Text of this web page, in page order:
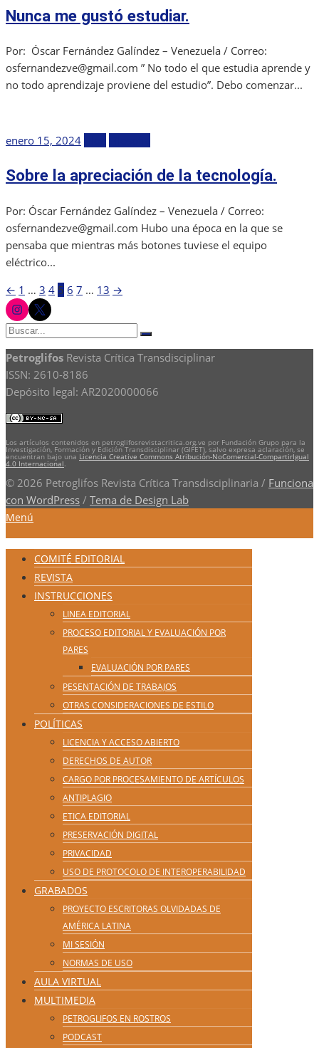
Nunca me gustó estudiar.
Por: Óscar Fernández Galíndez – Venezuela / Correo:
osfernandezve@gmail.com ” No todo el que estudia aprende y
no todo aprendizaje proviene del estudio”. Debo comenzar...
Publicada
enero 15, 2024
Sobre la apreciación de la tecnología.
Por: Óscar Fernández Galíndez – Venezuela / Correo:
osfernandezve@gmail.com Hubo una época en la que se
pensaba que mientras más botones tuviese el equipo
eléctrico...
Paginación
de
entradas
← 1 … 3 4 5 6 7 … 13 →
instagram
twitter
Buscar:
Buscar
Petroglifos Revista Crítica Transdisciplinar
ISSN: 2610-8186
Depósito legal: AR2020000066
Los artículos contenidos en petroglifosrevistacritica.org.ve por Fundación Grupo para la
Investigación, Formación y Edición Transdisciplinar (GIFET), salvo expresa aclaración, se
encuentran bajo una Licencia Creative Commons Atribución-NoComercial-CompartirIgual
4.0 Internacional
© 2026 Petroglifos Revista Crítica Transdisciplinaria / Funciona
con WordPress / Tema de Design Lab
Menú
COMITÉ EDITORIAL
REVISTA
INSTRUCCIONES
LINEA EDITORIAL
PROCESO EDITORIAL Y EVALUACIÓN POR
PARES
EVALUACIÓN POR PARES
PESENTACIÓN DE TRABAJOS
OTRAS CONSIDERACIONES DE ESTILO
POLÍTICAS
LICENCIA Y ACCESO ABIERTO
DERECHOS DE AUTOR
CARGO POR PROCESAMIENTO DE ARTÍCULOS
ANTIPLAGIO
ETICA EDITORIAL
PRESERVACIÓN DIGITAL
PRIVACIDAD
USO DE PROTOCOLO DE INTEROPERABILIDAD
GRABADOS
PROYECTO ESCRITORAS OLVIDADAS DE
AMÉRICA LATINA
MI SESIÓN
NORMAS DE USO
AULA VIRTUAL
MULTIMEDIA
PETROGLIFOS EN ROSTROS
PODCAST